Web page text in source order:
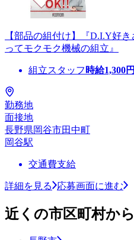
【部品の組付け】『D.I.Y好
ってモクモク機械の組立』
組立スタッフ 時給1,300
勤務地
面接地
長野県岡谷市田中町
岡谷駅
交通費支給
詳細を見る 応募画面に進む
近くの市区町村か